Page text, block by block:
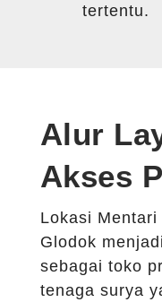
tertentu.
Alur
Akses
Lokasi
Glodok
sebagai toko
tenaga surya